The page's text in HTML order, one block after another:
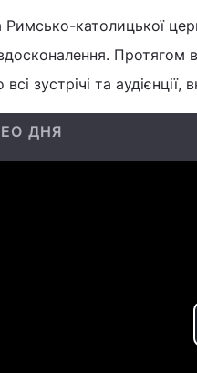
Римсько-католицької
Протягом
зустрічі та
ДНЯ